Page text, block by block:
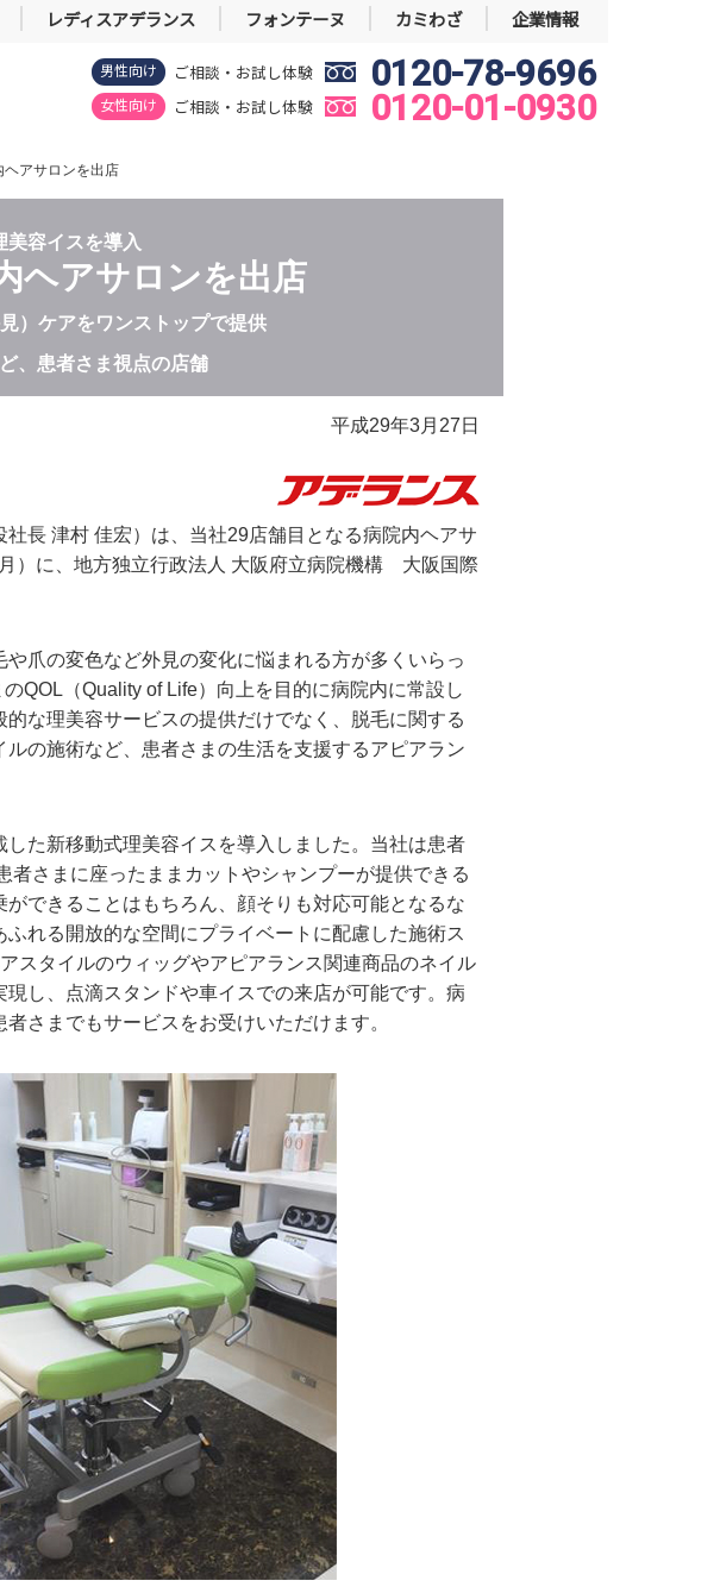
レディスアデランス フォンテーヌ カミわざ 企業情報
男性向け ご相談・お試し体験 0120-78-9696
女性向け ご相談・お試し体験 0120-01-0930
ヘアサロンを出店
美容イスを導入
ヘアサロンを出店
）ケアをワンストップで提供
、患者さま視点の店舗
平成29年3月27日
長 津村 佳宏）は、当社29店舗目となる病院内ヘアサ
）に、地方独立行政法人 大阪府立病院機構 大阪国際
爪の変色など外見の変化に悩まれる方が多くいらっ
QOL（Quality of Life）向上を目的に病院内に常設し
な理美容サービスの提供だけでなく、脱毛に関する
の施術など、患者さまの生活を支援するアピアラン
た新移動式理美容イスを導入しました。当社は患者
さまに座ったままカットやシャンプーが提供できる
できることはもちろん、顔そりも対応可能となるな
れる開放的な空間にプライベートに配慮した施術ス
スタイルのウィッグやアピアランス関連商品のネイル
し、点滴スタンドや車イスでの来店が可能です。病
さまでもサービスをお受けいただけます。